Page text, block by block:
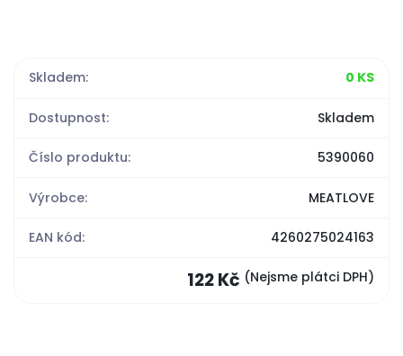
Skladem: 0 KS
Dostupnost: Skladem
Číslo produktu: 5390060
Výrobce: MEATLOVE
EAN kód: 4260275024163
122 Kč (Nejsme plátci DPH)